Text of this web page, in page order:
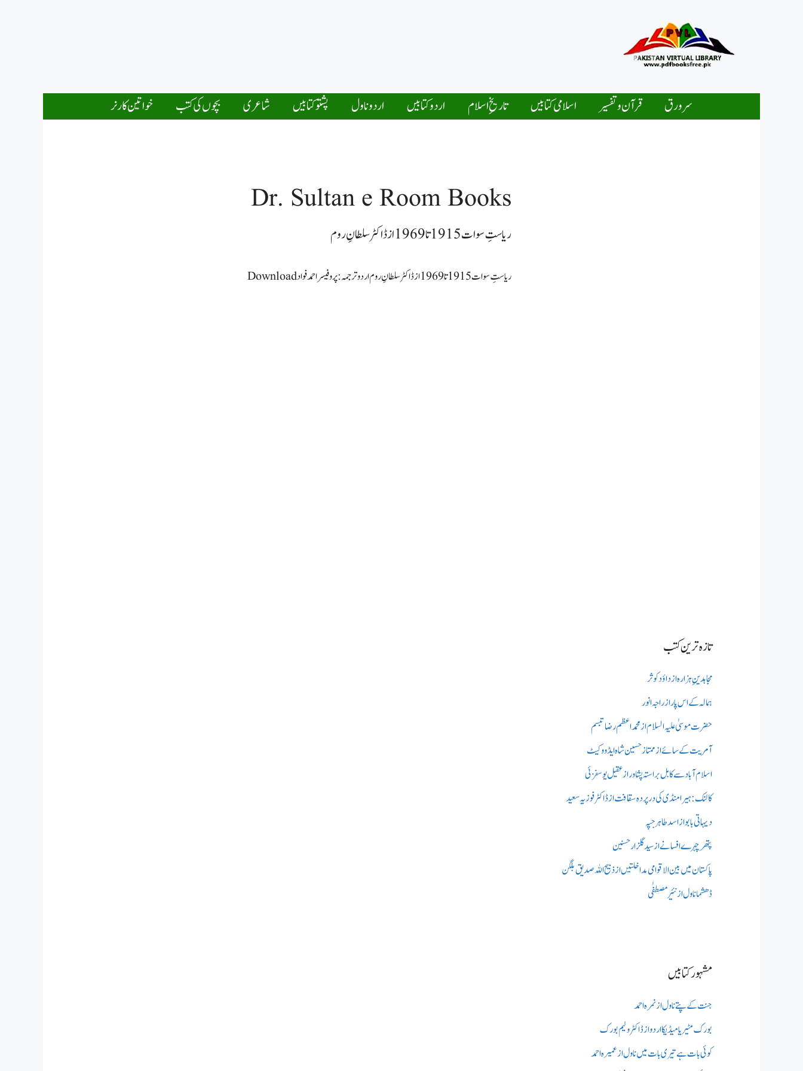
سرورق قرآن و تفسیر اسلامی کتابیں تاریخِ اسلام اردو کتابیں اردو ناول پشتو کتابیں شاعری بچوں کی کتب خواتین کارنر
Dr. Sultan e Room Books
ریاستِ سوات 1915 تا 1969 ازڈاکٹر سلطانِ روم
ریاستِ سوات 1915 تا 1969 ازڈاکٹر سلطانِ روم اردو ترجمہ: پروفیسراحمدفواد Download
تازہ ترین کتب
مجاہدینِ ہزارہ از داؤد کوثر
ہمالہ کے اس پار از راجہ انور
حضرت موسیٰ علیہ السلام از محمد اعظم رضا تبسم
آمریت کے سائے از ممتاز حسین شاہ ایڈووکیٹ
اسلام آباد سے کابل براستہ پشاور از عقیل یوسفزئی
کالنک: ہیرا منڈی کی در پردہ سقافت از ڈاکٹر فوزیہ سعید
دیہاتی بابو از اسد طاہر جپہ
پتھر چہرے افسانے از سید گلزار حسنین
پاکستان میں بین الاقوامی مداخلتیں از ذبیح اللہ صدیق بلگن
ڈھشما ناول از نئیر مصطفٰی
مشہور کتابیں
جنت کے پتے ناول از نمرہ احمد
بورک مٹیریا میڈیکااردو از ڈاکٹر ولیم بورک
کوئی بات ہے تیری بات میں ناول از عمیرہ احمد